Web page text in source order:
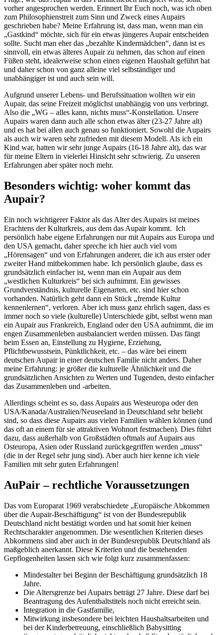
vorher angesprochen werden. Erinnert Ihr Euch noch, was ich oben
zum Philosophienstreit zum Sinn und Zweck eines Aupairs
geschrieben habe? Meine Erfahrung ist, dass man, wenn man ein
„Gastkind“ möchte, sich für ein etwas jüngeres Aupair entscheiden
sollte. Sucht man eher das „bezahlte Kindermädchen“, dann ist es
sinnvoll, ein etwas älteres Aupair zu nehmen, das schon auf einen
Füßen steht, idealerweise schon einen eigenen Haushalt geführt hat
und daher schon von ganz alleine viel selbständiger und
unabhängiger ist und auch sein will.
Aufgrund unserer Lebens- und Berufssituation wollten wir ein
Aupair, das seine Freizeit möglichst unabhängig von uns verbringt.
Also die „WG – alles kann, nichts muss“-Konstellation. Unsere
Aupairs waren dann auch alle schon etwas älter (23-27 Jahre alt)
und es hat bei allen auch genau so funktioniert. Sowohl die Aupairs
als auch wir waren sehr zufrieden mit diesem Modell. Als ich ein
Kind war, hatten wir sehr junge Aupairs (16-18 Jahre alt), das war
für meine Eltern in vielerlei Hinsicht sehr schwierig. Zu unseren
Erfahrungen aber später noch mehr.
Besonders wichtig: woher kommt das
Aupair?
Ein noch wichtigerer Faktor als das Alter des Aupairs ist meines
Erachtens der Kulturkreis, aus dem das Aupair kommt. Ich
persönlich habe eigene Erfahrungen nur mit Aupairs aus Europa und
den USA gemacht, daher spreche ich hier auch viel vom
„Hörensagen“ und von Erfahrungen anderer, die ich aus erster oder
zweiter Hand mitbekommen habe. Ich persönlich glaube, dass es
grundsätzlich einfacher ist, wenn man ein Aupair aus dem
„westlichen Kulturkreis“ bei sich aufnimmt. Ein gewisses
Grundverständnis, kulturelle Eigenarten, etc. sind hier schon
vorhanden. Natürlich geht dann ein Stück „fremde Kultur
kennenlernen“, verloren. Aber ich muss ganz ehrlich sagen, dass es
immer noch so viele (kulturelle) Unterschiede gibt, selbst wenn man
ein Aupair aus Frankreich, England oder den USA aufnimmt, die im
engen Zusammenleben ausbalanciert werden müssen. Das fängt
beim Essen an, Einstellung zu Hygiene, Erziehung,
Pflichtbewusstsein, Pünktlichkeit, etc. – das wäre bei einem
deutschen Aupair in einer deutschen Familie nicht anders. Daher
meine Erfahrung: je größer die kulturelle Ähnlichkeit und die
grundsätzlichen Ansichten zu Werten und Tugenden, desto einfacher
das Zusammenleben und -arbeiten.
Allerdings scheint es so, dass Aupairs aus Westeuropa oder den
USA/Kanada/Australien/Neuseeland in Deutschland sehr beliebt
sind, so dass diese Aupairs aus vielen Familien wählen können (und
das oft an einem für sie attraktiven Wohnort festmachen). Dies führt
dazu, dass außerhalb von Großstädten oftmals auf Aupairs aus
Osteuropa, Asien oder Russland zurückgegriffen werden „muss“
(die in der Regel sehr jung sind). Aber auch hier kenne ich viele
Familien mit sehr guten Erfahrungen!
AuPair – rechtliche Voraussetzungen
Das vom Europarat 1969 verabschiedete „Europäische Abkommen
über die Aupair-Beschäftigung“ ist von der Bundesrepublik
Deutschland nicht bestätigt worden und hat somit hier keinen
Rechtscharakter angenommen. Die wesentlichen Kriterien dieses
Abkommens sind aber auch in der Bundesrepublik Deutschland als
maßgeblich anerkannt. Diese Kriterien und die bestehenden
Gepflogenheiten lassen sich wie folgt kurz zusammenfassen:
Mindestalter bei Beginn der Beschäftigung grundsätzlich 18
Jahre.
Die Altersgrenze bei Aupairs beträgt 27 Jahre. Diese darf bei
Beantragung des Aufenthaltstitels noch nicht erreicht sein.
Integration in die Gastfamilie,
Mitwirkung insbesondere bei leichten Haushaltsarbeiten und
bei der Kinderbetreuung, einschließlich Babysitting